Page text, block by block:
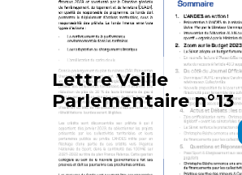
Lettre Veille
Parlementaire n°13